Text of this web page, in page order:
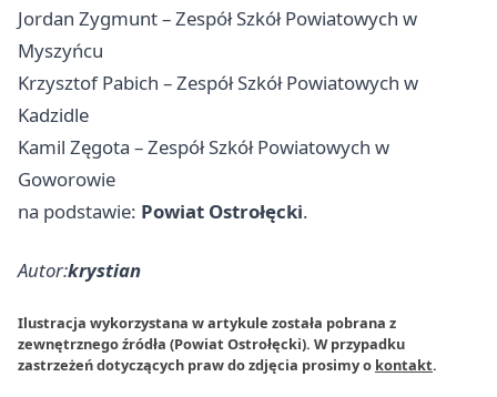
Jordan Zygmunt – Zespół Szkół Powiatowych w
Myszyńcu
Krzysztof Pabich – Zespół Szkół Powiatowych w
Kadzidle
Kamil Zęgota – Zespół Szkół Powiatowych w
Goworowie
na podstawie: Powiat Ostrołęcki.
Autor:krystian
Ilustracja wykorzystana w artykule została pobrana z
zewnętrznego źródła (Powiat Ostrołęcki). W przypadku
zastrzeżeń dotyczących praw do zdjęcia prosimy o kontakt.